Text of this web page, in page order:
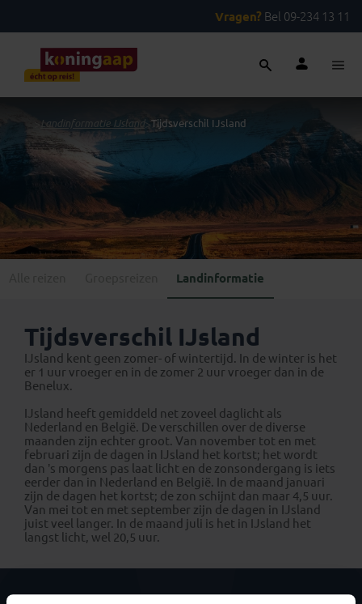
Vragen? Bel 09-234 13 11
> Landinformatie IJsland>Tijdsverschil IJsland
Landinformatie
Tijdsverschil IJsland
IJsland kent geen zomer- of wintertijd. In de winter is het
er 1 uur vroeger en in de zomer 2 uur vroeger dan in de
Benelux.
IJsland heeft gemiddeld net zoveel daglicht als
Nederland en België. De verschillen over de diverse
maanden zijn echter groot. Van november tot en met
februari zijn de dagen in IJsland het kortst; het wordt
dan ’s morgens pas laat licht en de zonsondergang is iets
eerder dan in Nederland en België. In de maand januari
zijn de dagen het kortst; de zon schijnt dan maar 4,5 uur.
Van mei tot en met september zijn de dagen in IJsland
juist veel langer. In de maand juli is het in IJsland het
langst licht, wel 20,5 uur.